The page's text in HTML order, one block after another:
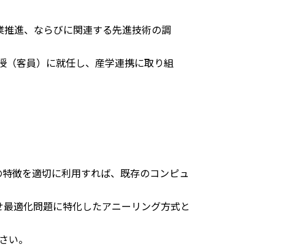
進、ならびに関連する先進技術の調
（客員）に就任し、産学連携に取り組
徴を適切に利用すれば、既存のコンピュ
適化問題に特化したアニーリング方式と
い。